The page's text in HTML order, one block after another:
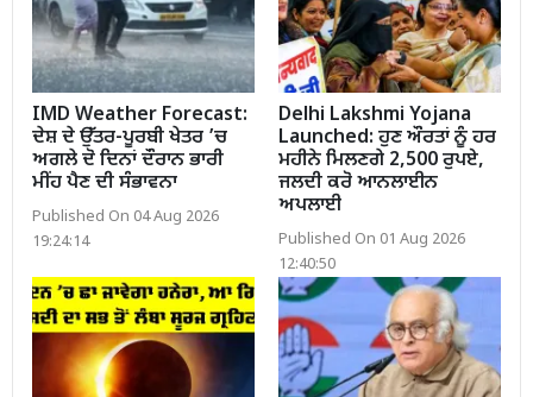
IMD Weather Forecast:
ਦੇਸ਼ ਦੇ ਉੱਤਰ-ਪੂਰਬੀ ਖੇਤਰ ’ਚ
ਅਗਲੇ ਦੋ ਦਿਨਾਂ ਦੌਰਾਨ ਭਾਰੀ
ਮੀਂਹ ਪੈਣ ਦੀ ਸੰਭਾਵਨਾ
Published On 04 Aug 2026
19:24:14
Delhi Lakshmi Yojana
Launched: ਹੁਣ ਔਰਤਾਂ ਨੂੰ ਹਰ
ਮਹੀਨੇ ਮਿਲਣਗੇ 2,500 ਰੁਪਏ,
ਜਲਦੀ ਕਰੋ ਆਨਲਾਈਨ
ਅਪਲਾਈ
Published On 01 Aug 2026
12:40:50